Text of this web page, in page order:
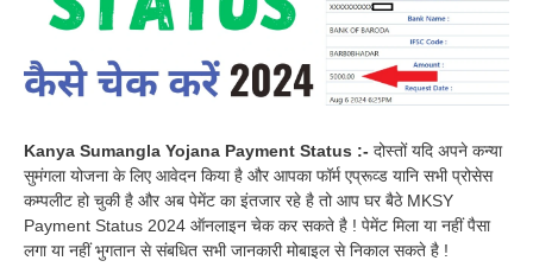
Kanya Sumangla Yojana Payment Status :- दोस्तों यदि अपने कन्या
सुमंगला योजना के लिए आवेदन किया है और आपका फॉर्म एप्रूव्ड यानि सभी प्रोसेस
कम्पलीट हो चुकी है और अब पेमेंट का इंतजार रहे है तो आप घर बैठे MKSY
Payment Status 2024 ऑनलाइन चेक कर सकते है ! पेमेंट मिला या नहीं पैसा
लगा या नहीं भुगतान से संबधित सभी जानकारी मोबाइल से निकाल सकते है !